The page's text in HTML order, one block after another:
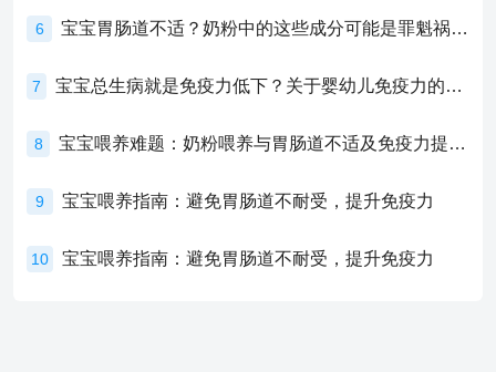
6 宝宝胃肠道不适？奶粉中的这些成分可能是罪魁祸首！
7 宝宝总生病就是免疫力低下？关于婴幼儿免疫力的真相，家长必须了解！
8 宝宝喂养难题：奶粉喂养与胃肠道不适及免疫力提升的奥秘
9 宝宝喂养指南：避免胃肠道不耐受，提升免疫力
10 宝宝喂养指南：避免胃肠道不耐受，提升免疫力